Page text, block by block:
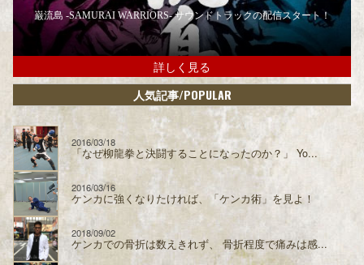
巌流島 -SAMURAI WARRIORS- サウンドトラックの配信スタート！
詳しく見る
人気記事/POPULAR
2016/03/18
「なぜ柳龍拳と決闘することになったのか？」 Yo...
2016/03/16
ケンカに強くなりたければ、「ケンカ術」を見よ！
2018/09/02
ケンカでの骨折は数えきれず、 骨折程度で痛みは感...